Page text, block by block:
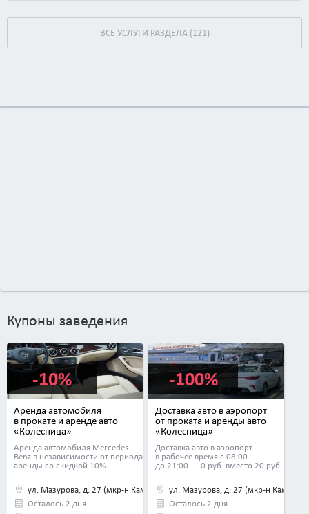
ВСЕ УСЛУГИ РАЗДЕЛА (121)
Купоны заведения
Аренда автомобиля
в прокате и аренде авто
«Колесница»
Аренда автомобиля Mercedes-
Benz в независимости от периода
аренды со скидкой 10%
ул. Мазурова, д. 27 (мкр-н Каменная горка) и еще 2
Осталось 2 дня
-10%
Доставка авто в аэропорт
от проката и аренды авто
«Колесница»
Доставка авто в аэропорт
в рабочее время с 08:00
до 21:00 — 0 руб. вместо 20 руб.
ул. Мазурова, д. 27 (мкр-н
Осталось 2 дня
-100%